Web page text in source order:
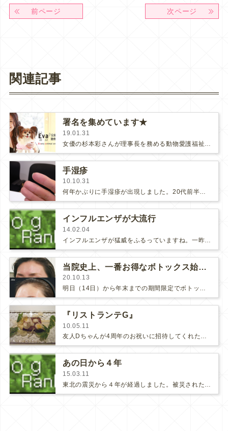
前ページ 次ページ
関連記事
署名を集めています★
19.01.31
女優の杉本彩さんが理事長を務める動物愛護福祉協会Evaによる「動物虐待事犯を厳正に処罰するために法の厳罰化を求める請願署名」は昨…
手湿疹
10.10.31
何年かぶりに手湿疹が出現しました。20代前半、とっても悩まされた手湿疹。手が人に見られる本当にイヤで、「手、どうしたの？」と…
インフルエンザが大流行
14.02.04
当院史上、一番お得なボトックス始まります！
20.10.13
明日（14日）から年末までの期間限定でボトックスを特別価格でお受けいただけます。14年半前に開業して以来、こんなにお値打ちのお…
『リストランテG』
10.05.11
友人Dちゃんが4周年のお祝いに招待してくれた『リストランテG』は、最近行ったレストランの中では3本の指に入るヒットでした(´…
あの日から４年
15.03.11